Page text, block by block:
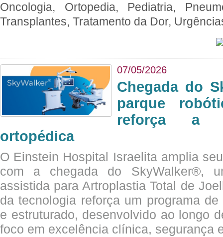
Oncologia, Ortopedia, Pediatria,
Transplantes, Tratamento da Dor,
07/05/2026
Chegada do
parque
reforça a
ortopédica
O Einstein Hospital Israelita amplia
com a chegada do SkyWalker®,
assistida para Artroplastia Total de
da tecnologia reforça um programa
e estruturado, desenvolvido ao longo
foco em excelência clínica, segurança